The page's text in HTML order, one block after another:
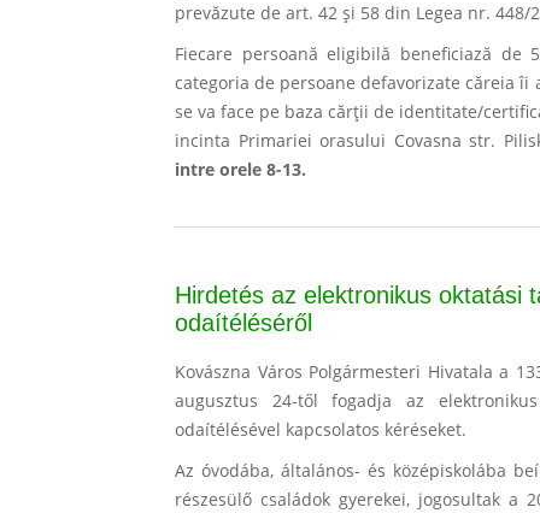
prevăzute de art. 42 şi 58 din Legea nr. 448/
Fiecare persoană eligibilă beneficiază
categoria de persoane defavorizate căreia
se va face pe baza cărţii de identitate/
incinta Primariei orasului Covasna str.
intre orele 8-13.
Hirdetés az elektronikus oktatási
odaítéléséről
Kovászna Város Polgármesteri Hivatala a
augusztus 24-től fogadja az
odaítélésével kapcsolatos kéréseket.
Az óvodába, általános- és középiskolába
részesülő családok gyerekei, jogosultak a